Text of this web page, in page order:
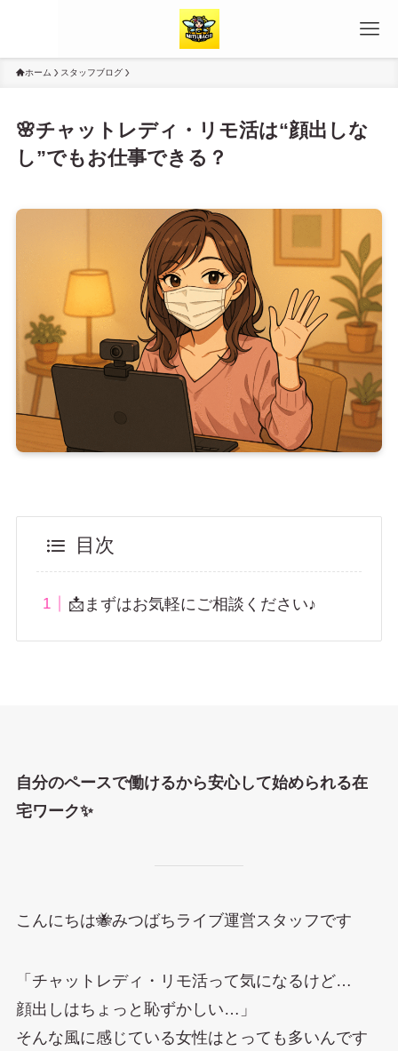
ホーム スタッフブログ
🌸チャットレディ・リモ活は“顔出しな
し”でもお仕事できる？
目次
📩まずはお気軽にご相談ください♪
自分のペースで働けるから安心して始められる在
宅ワーク✨
こんにちは🐝みつばちライブ運営スタッフです
「チャットレディ・リモ活って気になるけど…
顔出しはちょっと恥ずかしい…」
そんな風に感じている女性はとっても多いんです